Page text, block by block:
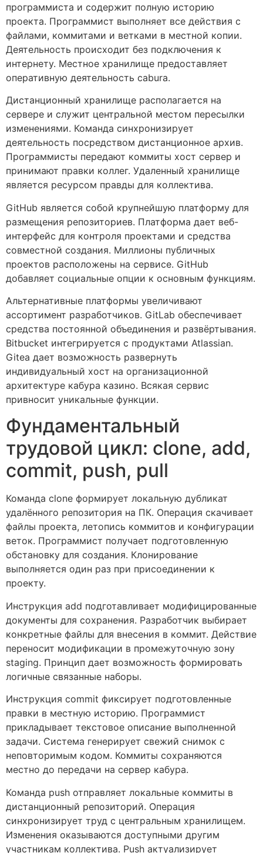
программиста и содержит полную историю
проекта. Программист выполняет все действия с
файлами, коммитами и ветками в местной копии.
Деятельность происходит без подключения к
интернету. Местное хранилище предоставляет
оперативную деятельность cabura.
Дистанционный хранилище располагается на
сервере и служит центральной местом пересылки
изменениями. Команда синхронизирует
деятельность посредством дистанционное архив.
Программисты передают коммиты хост сервер и
принимают правки коллег. Удаленный хранилище
является ресурсом правды для коллектива.
GitHub является собой крупнейшую платформу для
размещения репозиториев. Платформа дает веб-
интерфейс для контроля проектами и средства
совместной создания. Миллионы публичных
проектов расположены на сервисе. GitHub
добавляет социальные опции к основным функциям.
Альтернативные платформы увеличивают
ассортимент разработчиков. GitLab обеспечивает
средства постоянной объединения и развёртывания.
Bitbucket интегрируется с продуктами Atlassian.
Gitea дает возможность развернуть
индивидуальный хост на организационной
архитектуре кабура казино. Всякая сервис
привносит уникальные функции.
Фундаментальный
трудовой цикл: clone, add,
commit, push, pull
Команда clone формирует локальную дубликат
удалённого репозитория на ПК. Операция скачивает
файлы проекта, летопись коммитов и конфигурации
веток. Программист получает подготовленную
обстановку для создания. Клонирование
выполняется один раз при присоединении к
проекту.
Инструкция add подготавливает модифицированные
документы для сохранения. Разработчик выбирает
конкретные файлы для внесения в коммит. Действие
переносит модификации в промежуточную зону
staging. Принцип дает возможность формировать
логичные связанные наборы.
Инструкция commit фиксирует подготовленные
правки в местную историю. Программист
прикладывает текстовое описание выполненной
задачи. Система генерирует свежий снимок с
неповторимым кодом. Коммиты сохраняются
местно до передачи на сервер кабура.
Команда push отправляет локальные коммиты в
дистанционный репозиторий. Операция
синхронизирует труд с центральным хранилищем.
Изменения оказываются доступными другим
участникам коллектива. Push актуализирует